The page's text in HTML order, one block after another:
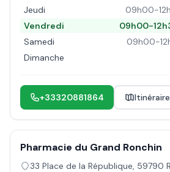
Jeudi
09h00-
Vendredi
09h00-
Samedi
09h00-
Dimanche
+33320881864 Itinéraire
Pharmacie du Grand Ronchin
33 Place de la République, 59790